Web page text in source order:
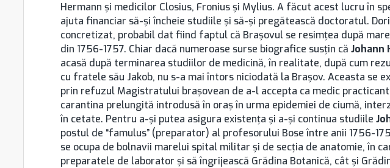
Hermann şi medicilor Closius, Fronius şi Mylius. A făcut acest lucru în
ajuta financiar să-şi încheie studiile şi să-şi pregătească doctoratul.
concretizat, probabil dat fiind faptul că Braşovul se resimţea după
din 1756-1757. Chiar dacă numeroase surse biografice susţin că Johann
acasă după terminarea studiilor de medicină, în realitate, după cum
cu fratele său Jakob, nu s-a mai întors niciodată la Braşov. Aceasta se
prin refuzul Magistratului braşovean de a-l accepta ca medic
carantina prelungită introdusă în oraş în urma epidemiei de ciumă,
în cetate. Pentru a-şi putea asigura existenţa şi a-şi continua studiile
postul de “famulus” (preparator) al profesorului Bose între anii 1756-
se ocupa de bolnavii marelui spital militar şi de secţia de anatomie, în
preparatele de laborator şi să îngrijească Grădina Botanică, cât şi